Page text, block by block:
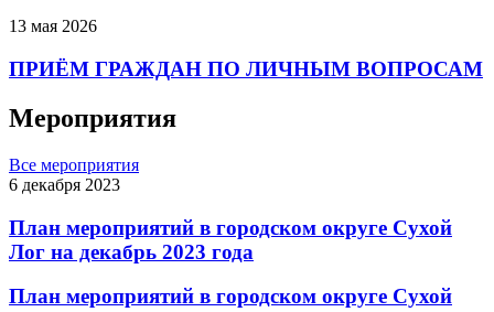
13 мая 2026
ПРИЁМ ГРАЖДАН ПО ЛИЧНЫМ ВОПРОСАМ
Мероприятия
Все мероприятия
6 декабря 2023
План мероприятий в городском округе Сухой
Лог на декабрь 2023 года
План мероприятий в городском округе Сухой